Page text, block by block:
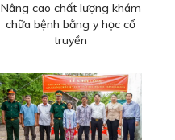
Nâng cao chất lượng khám
chữa bệnh bằng y học cổ
truyền